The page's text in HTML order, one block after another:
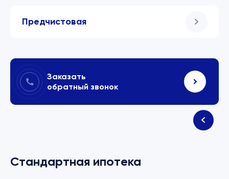
Предчистовая
Заказать
обратный звонок
Стандартная ипотека